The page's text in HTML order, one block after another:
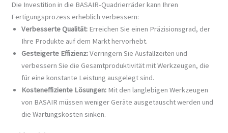
Die Investition in die BASAIR-Quadrierräder kann Ihren
Fertigungsprozess erheblich verbessern:
Verbesserte Qualität: Erreichen Sie einen Präzisionsgrad, der
Ihre Produkte auf dem Markt hervorhebt.
Gesteigerte Effizienz:Verringern Sie Ausfallzeiten und
verbessern Sie die Gesamtproduktivität mit Werkzeugen, die
für eine konstante Leistung ausgelegt sind.
Kosteneffiziente Lösungen: Mit den langlebigen Werkzeugen
von BASAIR müssen weniger Geräte ausgetauscht werden und
die Wartungskosten sinken.